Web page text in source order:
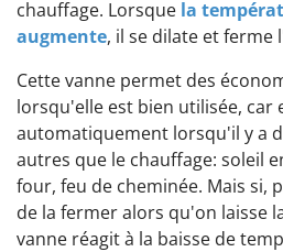
chauffage. Lorsque la
augmente, il se dilate et ferme
Cette vanne permet des
lorsqu'elle est bien utilisée, car
automatiquement lorsqu'il y a
autres que le chauffage: soleil
four, feu de cheminée. Mais si,
de la fermer alors qu'on laisse
vanne réagit à la baisse de